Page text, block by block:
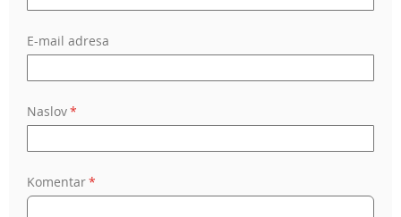
E-mail adresa
Naslov
Komentar